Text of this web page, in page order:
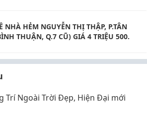
NHÀ HẺM NGUYỄN THỊ THẬP, P.TÂN
THUẬN, Q.7 CŨ) GIÁ 4 TRIỆU 500.
Trí Ngoài Trời Đẹp, Hiện Đại mới